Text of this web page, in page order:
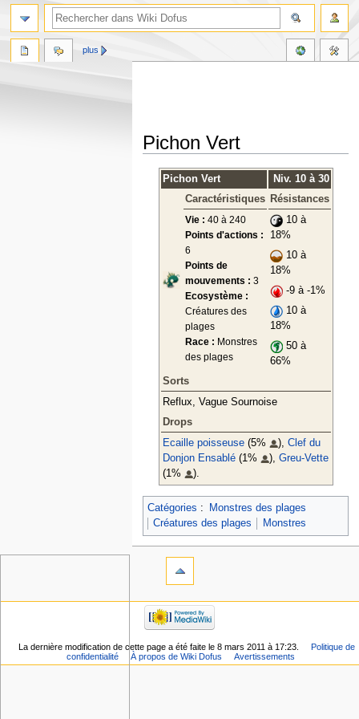
Pichon Vert
navigation
recherche
Pichon Vert
Niv. 10 à 30
Caractéristiques
Résistances
Vie : 40 à 240
Points d'actions :
6
Points de
mouvements : 3
Ecosystème :
Créatures des
plages
Race : Monstres
des plages
10 à
18%
10 à
18%
-9 à -1%
10 à
18%
50 à
66%
Sorts
Reflux, Vague Sournoise
Drops
Ecaille poisseuse(5% ), Clef du
Donjon Ensablé(1% ), Greu-Vette
(1%
).
Catégories :
Monstres des plages
Créatures des plages
Monstres
plus
La dernière modification de cette page a été faite le 8 mars 2011 à 17:23.
Politique de
confidentialité
À propos de Wiki Dofus Avertissements